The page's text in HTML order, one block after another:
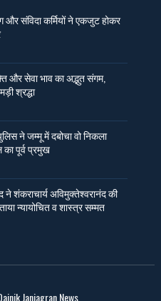
और संविदा कर्मियों ने एकजुट होकर
और सेवा भाव का अद्भुत संगम,
श्रद्धा
ने जम्मू में दबोचा वो निकला
पूर्व प्रमुख
ने शंकराचार्य अविमुक्तेश्वरानंद की
न्यायोचित व शास्त्र सम्मत
Janjagran News